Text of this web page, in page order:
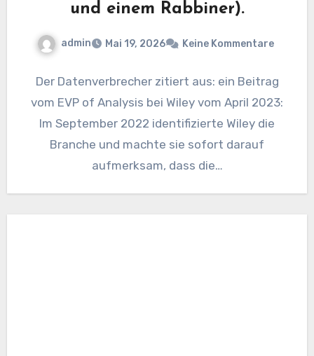
und einem Rabbiner).
admin Mai 19, 2026 Keine Kommentare
Der Datenverbrecher zitiert aus: ein Beitrag
vom EVP of Analysis bei Wiley vom April 2023:
Im September 2022 identifizierte Wiley die
Branche und machte sie sofort darauf
aufmerksam, dass die…